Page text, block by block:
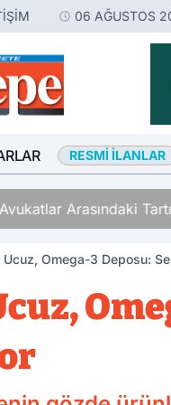
06 AĞUSTOS
RESMI İLANLAR
Arasındaki
Ucuz, Omega-3 Deposu: